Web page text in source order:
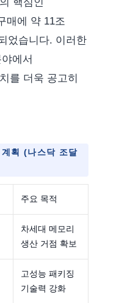
매에 약 11조
었습니다. 이러한
에서
를 더욱 공고히
획 (나스닥 조달
주요 목적
차세대 메모리
생산 거점 확보
고성능 패키징
기술력 강화